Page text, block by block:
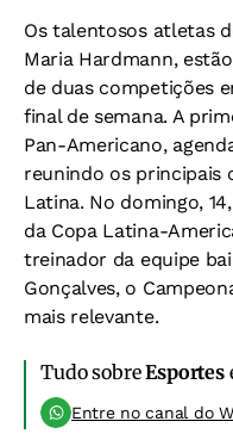
Os talentosos atletas
Maria Hardmann,
de duas competições
final de semana. A
Pan-Americano,
reunindo os principais
Latina. No domingo,
da Copa Latina-
treinador da equipe
Gonçalves, o
mais relevante.
Tudo sobreEsportes
Entre no canal do